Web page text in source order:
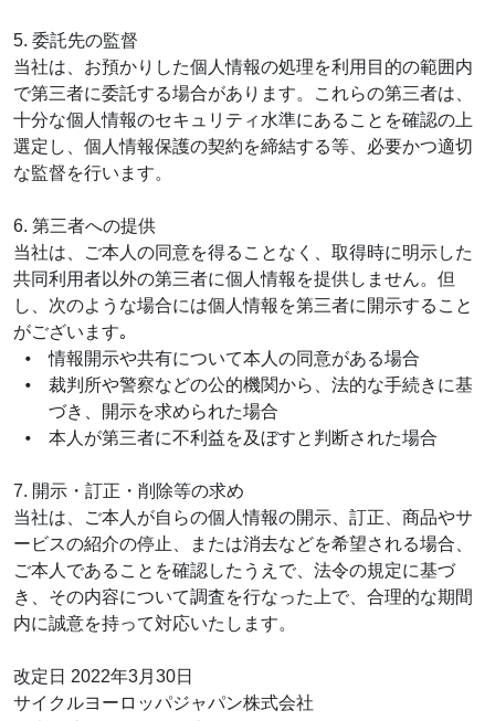
5. 委託先の監督
当社は、お預かりした個人情報の処理を利用目的の範囲内
で第三者に委託する場合があります。これらの第三者は、
十分な個人情報のセキュリティ水準にあることを確認の上
選定し、個人情報保護の契約を締結する等、必要かつ適切
な監督を行います。
6. 第三者への提供
当社は、ご本人の同意を得ることなく、取得時に明示した
共同利用者以外の第三者に個人情報を提供しません。但
し、次のような場合には個人情報を第三者に開示すること
がございます｡
情報開示や共有について本人の同意がある場合
裁判所や警察などの公的機関から、法的な手続きに基
づき、開示を求められた場合
本人が第三者に不利益を及ぼすと判断された場合
7. 開示・訂正・削除等の求め
当社は、ご本人が自らの個人情報の開示、訂正、商品やサ
ービスの紹介の停止、または消去などを希望される場合、
ご本人であることを確認したうえで、法令の規定に基づ
き、その内容について調査を行なった上で、合理的な期間
内に誠意を持って対応いたします。
改定日 2022年3月30日
サイクルヨーロッパジャパン株式会社